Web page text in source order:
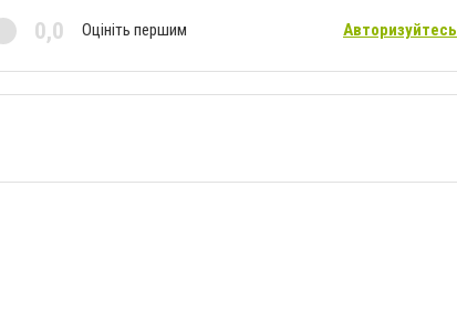
0,0 Оцініть першим Авторизуйтесь